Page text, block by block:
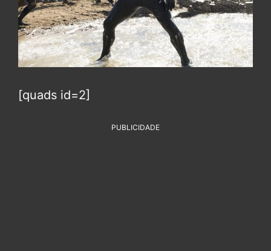
[quads id=2]
PUBLICIDADE